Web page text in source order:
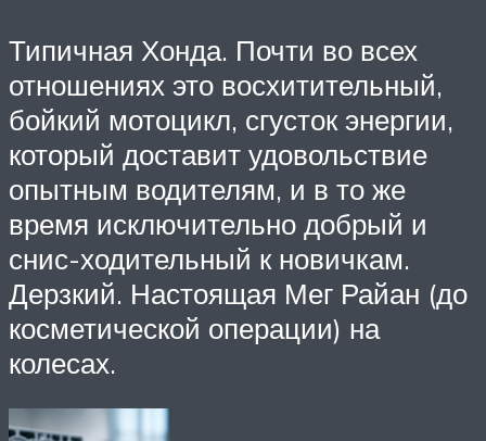
Типичная Хонда. Почти во всех
отношениях это восхитительный,
бойкий мотоцикл, сгусток энергии,
который доставит удовольствие
опытным водителям, и в то же
время исключительно добрый и
снис-ходительный к новичкам.
Дерзкий. Настоящая Мег Райан (до
косметической операции) на
колесах.